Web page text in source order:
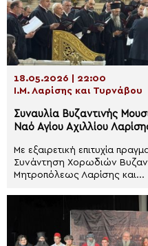
18.05.2026 | 22:00
Ι.Μ. Λαρίσης και Τυρνάβου
Συναυλία Bυζαντινής
Ναό Αγίου Αχιλλίου
Με εξαιρετική επιτυχία
Συνάντηση Χορωδιών
Μητροπόλεως Λαρίσης και...